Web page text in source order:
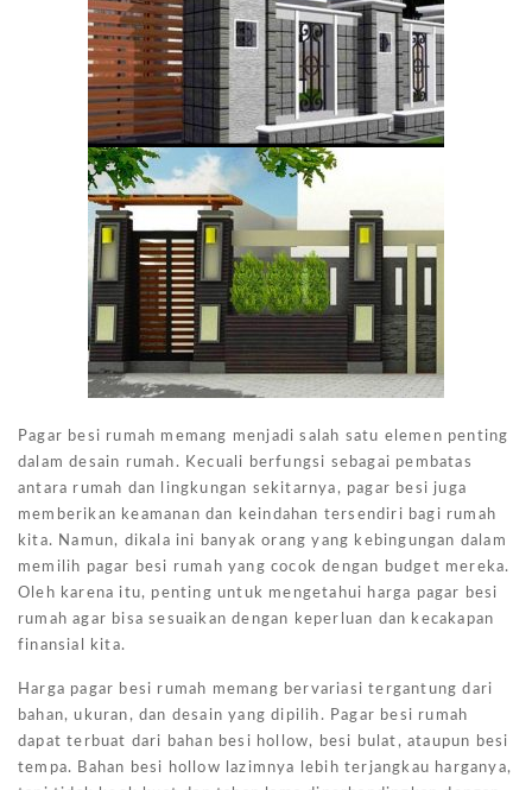
Pagar besi rumah memang menjadi salah satu elemen penting
dalam desain rumah. Kecuali berfungsi sebagai pembatas
antara rumah dan lingkungan sekitarnya, pagar besi juga
memberikan keamanan dan keindahan tersendiri bagi rumah
kita. Namun, dikala ini banyak orang yang kebingungan dalam
memilih pagar besi rumah yang cocok dengan budget mereka.
Oleh karena itu, penting untuk mengetahui harga pagar besi
rumah agar bisa sesuaikan dengan keperluan dan kecakapan
finansial kita.
Harga pagar besi rumah memang bervariasi tergantung dari
bahan, ukuran, dan desain yang dipilih. Pagar besi rumah
dapat terbuat dari bahan besi hollow, besi bulat, ataupun besi
tempa. Bahan besi hollow lazimnya lebih terjangkau harganya,